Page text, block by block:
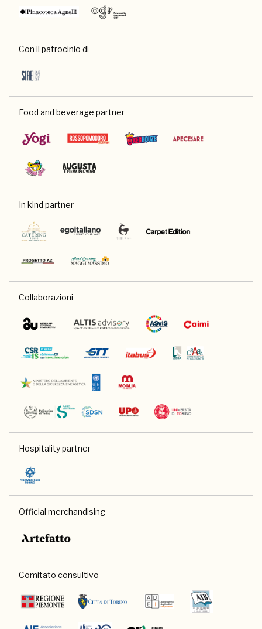
Con il patrocinio di
Food and beverage partner
In kind partner
Collaborazioni
Hospitality partner
Official merchandising
Comitato consultivo